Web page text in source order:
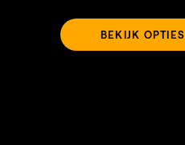
BEKIJK OPTIES